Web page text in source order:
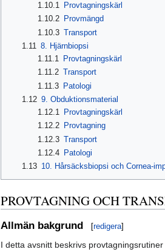
1.10.1 Provtagningskärl
1.10.2 Provmängd
1.10.3 Transport
1.11
8. Hjärnbiopsi
1.11.1
Provtagningskärl
1.11.2 Transport
1.11.3 Patologi
1.12 9. Obduktionsmaterial
1.12.1
Provtagningskärl
1.12.2 Provtagning
1.12.3 Transport
1.12.4 Patologi
1.13 10. Hårsäcksbiopsi och Cornea-
PROVTAGNING OCH
Allmän bakgrund [redigera]
I detta avsnitt beskrivs